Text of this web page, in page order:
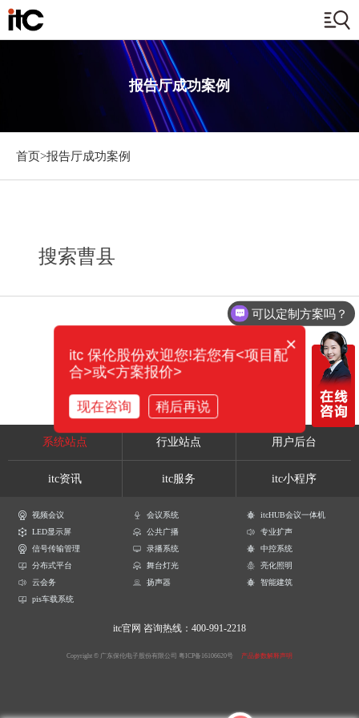
报告厅成功案例
首页>报告厅成功案例
搜索曹县
系统站点 行业站点 用户后台
itc资讯 itc服务 itc小程序
视频会议 会议系统
itcHUB会议一体机
LED显示屏
公共广播
专业扩声
信号传输管理
录播系统
中控系统
分布式平台
舞台灯光
亮化照明
云会务
扬声器
智能建筑
pis车载系统
itc官网 咨询热线：400-991-2218
Copyright © 广东保伦电子股份有限公司 粤ICP备16106620号 产品参数解释声明
可以定制方案吗？
×
itc 保伦股份欢迎您!若您有<项目配
合>或<方案报价>
现在咨询 稍后再说